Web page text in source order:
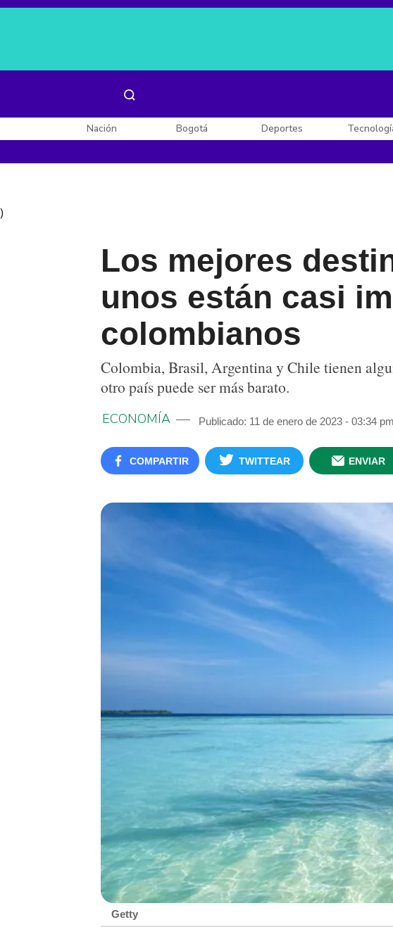
Posesión de
Nación Bogotá Deportes
)
Los mejores
unos están casi
colombianos
Colombia, Brasil, Argentina y Chile tienen
otro país puede ser más barato.
ECONOMÍA Publicado: 11 de enero de 2023 - 03:34 pm
COMPARTIR TWITTEAR ENVIAR
Getty